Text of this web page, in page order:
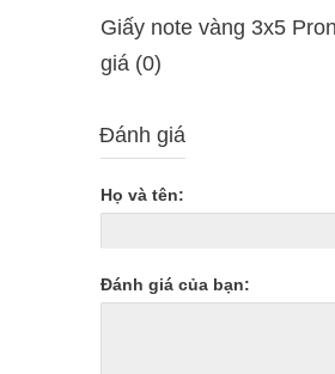
Giấy note vàng 3x5
giá (0)
Đánh giá
Họ và tên:
Đánh giá của bạn: